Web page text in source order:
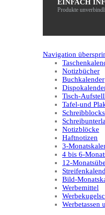
EINFACH
Produkte
Navigation
Notizbücher
Buchkalender
Tisch-
Tafel-und
Schreibblocks
Notizblöcke
Haftnotizen
3-
4 bis 6-
12-
Bild-
Werbemittel
Werbetassen